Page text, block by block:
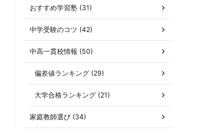
おすすめ学習塾 (31)
中学受験のコツ (42)
中高一貫校情報 (50)
偏差値ランキング (29)
大学合格ランキング (21)
家庭教師選び (34)